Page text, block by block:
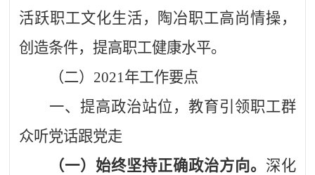
活跃职工文化生活，陶冶职工高尚情操，
创造条件，提高职工健康水平。
（二） 2021年工作要点
一、 提高政治站位，教育引领职工群
众听党话跟党走
（一）始终坚持正确政治方向。 深化